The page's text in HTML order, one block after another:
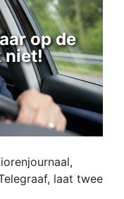
op de
niet!
laat twee